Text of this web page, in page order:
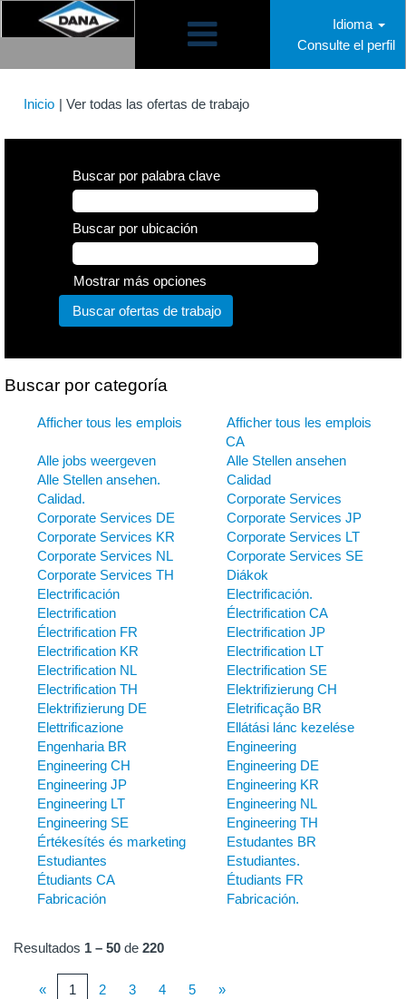
Idioma
Consulte el perfil
Inicio | Ver todas las ofertas de trabajo(página
Buscar por palabra clave
Buscar por ubicación
Mostrar más opciones
Buscar por categoría
Afficher tous les emplois
Afficher tous les emplois
CA
Alle jobs weergeven
Alle Stellen ansehen
Alle Stellen ansehen.
Calidad
Calidad.
Corporate Services
Corporate Services DE
Corporate Services JP
Corporate Services KR
Corporate Services LT
Corporate Services NL
Corporate Services SE
Corporate Services TH
Diákok
Electrificación
Electrificación.
Electrification
Électrification CA
Électrification FR
Electrification JP
Electrification KR
Electrification LT
Electrification NL
Electrification SE
Electrification TH
Elektrifizierung CH
Elektrifizierung DE
Eletrificação BR
Elettrificazione
Ellátási lánc kezelése
Engenharia BR
Engineering
Engineering CH
Engineering DE
Engineering JP
Engineering KR
Engineering LT
Engineering NL
Engineering SE
Engineering TH
Értékesítés és marketing
Estudantes BR
Estudiantes
Estudiantes.
Étudiants CA
Étudiants FR
Fabricación
Fabricación.
Resultados 1 – 50 de 220
« 1 2 3 4 5 »